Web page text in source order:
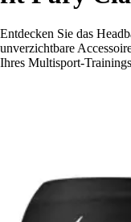
Entdecken Sie das
unverzichtbare
Ihres Multisport-